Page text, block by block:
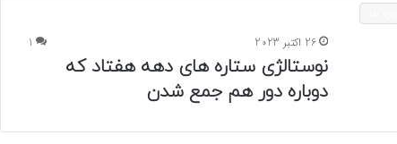
26 اکتبر 2023
1
نوستالژی ستاره های دهه هفتاد که
دوباره دور هم جمع شدن